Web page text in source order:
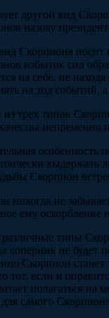
другой вид
назову
Скорпиона носит
избыток сил
на себе, не
на ход событий,
трех типов
непременно
особенность
выдержать
Скорпион
никогда не
ему оскорбление
типы
соперник не будет
Скорпион станет
тот, если и
полагаться на
для самого